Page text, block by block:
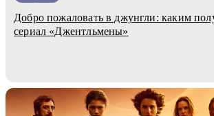
Добро пожаловать в джунгли: каким
сериал «Джентльмены»